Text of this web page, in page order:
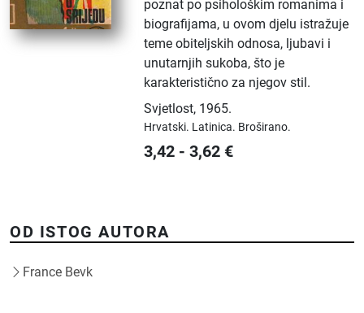
poznat po psihološkim romanima i
biografijama, u ovom djelu istražuje
teme obiteljskih odnosa, ljubavi i
unutarnjih sukoba, što je
karakteristično za njegov stil.
Svjetlost, 1965.
Hrvatski. Latinica. Broširano.
3,42 -3,62 €
OD ISTOG AUTORA
France Bevk